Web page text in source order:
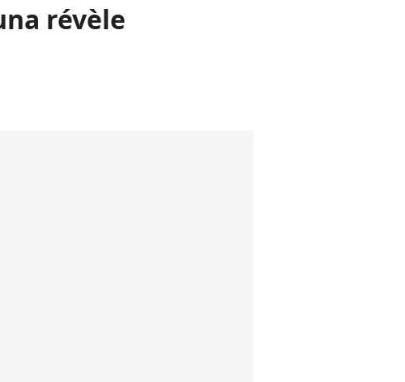
révèle